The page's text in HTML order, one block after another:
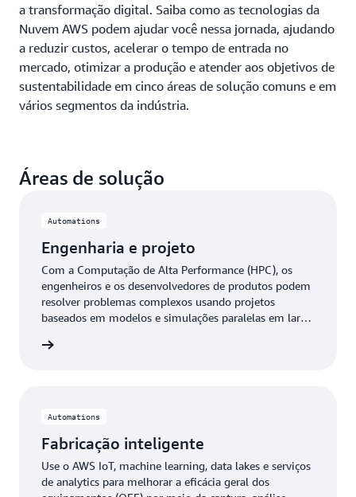
a transformação digital. Saiba como as tecnologias da
Nuvem AWS podem ajudar você nessa jornada, ajudando
a reduzir custos, acelerar o tempo de entrada no
mercado, otimizar a produção e atender aos objetivos de
sustentabilidade em cinco áreas de solução comuns e em
vários segmentos da indústria.
Áreas de solução
Automations
Engenharia e projeto
Com a Computação de Alta Performance (HPC), os
engenheiros e os desenvolvedores de produtos podem
resolver problemas complexos usando projetos
baseados em modelos e simulações paralelas em larga
Automations
Fabricação inteligente
Use o AWS IoT, machine learning, data lakes e serviços
de analytics para melhorar a eficácia geral dos